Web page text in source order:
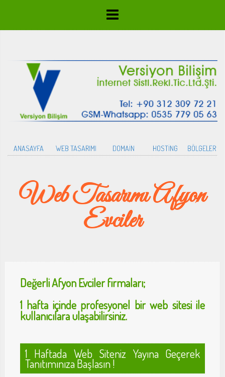
ANASAYFA WEB TASARIMI DOMAİN HOSTİNG BÖLGELER
Web Tasarımı Afyon
Evciler
DeğerliAfyon Evcilerfirmaları;
1 hafta içinde profesyonel bir web sitesi ile
kullanıcılara ulaşabilirsiniz.
1 Haftada Web Siteniz Yayına Geçerek
Tanıtımınıza Başlasın !